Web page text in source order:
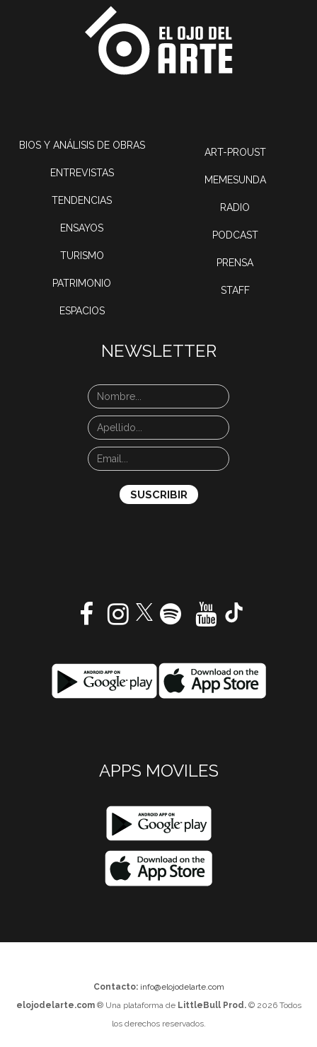
BIOS Y ANÁLISIS DE OBRAS
ENTREVISTAS
TENDENCIAS
ENSAYOS
TURISMO
PATRIMONIO
ESPACIOS
ART-PROUST
MEMESUNDA
RADIO
PODCAST
PRENSA
STAFF
NEWSLETTER
APPS MOVILES
Contacto: info@elojodelarte.com
elojodelarte.com® Una plataforma de LittleBull Prod.© 2026 Todos
los derechos reservados.